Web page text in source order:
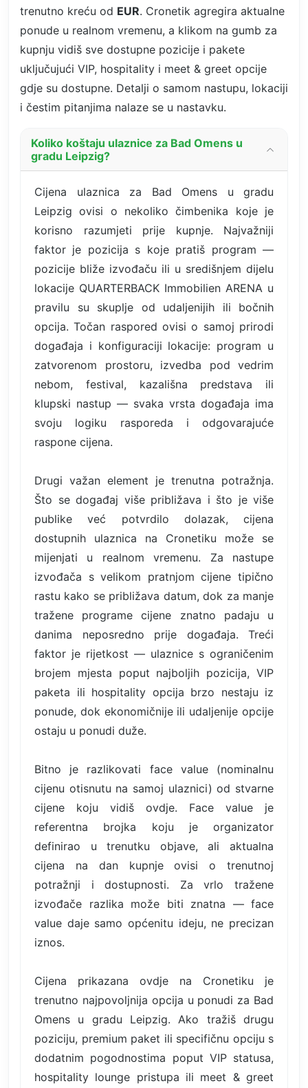
trenutno kreću od EUR. Cronetik agregira aktualne
ponude u realnom vremenu, a klikom na gumb za
kupnju vidiš sve dostupne pozicije i pakete
uključujući VIP, hospitality i meet & greet opcije
gdje su dostupne. Detalji o samom nastupu, lokaciji
i čestim pitanjima nalaze se u nastavku.
Koliko koštaju ulaznice za Bad Omens u
gradu Leipzig?
Cijena ulaznica za Bad Omens u gradu
Leipzig ovisi o nekoliko čimbenika koje je
korisno razumjeti prije kupnje. Najvažniji
faktor je pozicija s koje pratiš program —
pozicije bliže izvođaču ili u središnjem dijelu
lokacije QUARTERBACK Immobilien ARENA u
pravilu su skuplje od udaljenijih ili bočnih
opcija. Točan raspored ovisi o samoj prirodi
događaja i konfiguraciji lokacije: program u
zatvorenom prostoru, izvedba pod vedrim
nebom, festival, kazališna predstava ili
klupski nastup — svaka vrsta događaja ima
svoju logiku rasporeda i odgovarajuće
raspone cijena.
Drugi važan element je trenutna potražnja.
Što se događaj više približava i što je više
publike već potvrdilo dolazak, cijena
dostupnih ulaznica na Cronetiku može se
mijenjati u realnom vremenu. Za nastupe
izvođača s velikom pratnjom cijene tipično
rastu kako se približava datum, dok za manje
tražene programe cijene znatno padaju u
danima neposredno prije događaja. Treći
faktor je rijetkost — ulaznice s ograničenim
brojem mjesta poput najboljih pozicija, VIP
paketa ili hospitality opcija brzo nestaju iz
ponude, dok ekonomičnije ili udaljenije opcije
ostaju u ponudi duže.
Bitno je razlikovati face value (nominalnu
cijenu otisnutu na samoj ulaznici) od stvarne
cijene koju vidiš ovdje. Face value je
referentna brojka koju je organizator
definirao u trenutku objave, ali aktualna
cijena na dan kupnje ovisi o trenutnoj
potražnji i dostupnosti. Za vrlo tražene
izvođače razlika može biti znatna — face
value daje samo općenitu ideju, ne precizan
iznos.
Cijena prikazana ovdje na Cronetiku je
trenutno najpovoljnija opcija u ponudi za Bad
Omens u gradu Leipzig. Ako tražiš drugu
poziciju, premium paket ili specifičnu opciju s
dodatnim pogodnostima poput VIP statusa,
hospitality lounge pristupa ili meet & greet